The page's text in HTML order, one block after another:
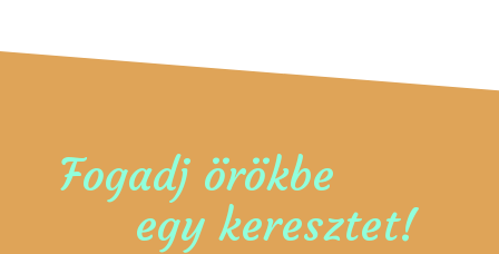
Fogadj örökbe
egy keresztet!